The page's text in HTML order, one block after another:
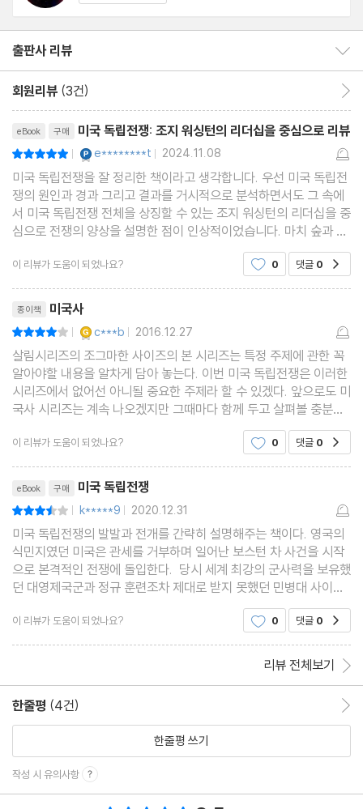
출판사 리뷰
회원리뷰 (3건)
eBook 구매 미국 독립전쟁: 조지 워싱턴의 리더십을 중심으로 리뷰
| e********t | 2024.11.08
미국 독립전쟁을 잘 정리한 책이라고 생각합니다. 우선 미국 독립전
쟁의 원인과 경과 그리고 결과를 거시적으로 분석하면서도 그 속에
서 미국 독립전쟁 전체을 상징할 수 있는 조지 워싱턴의 리더십을 중
심으로 전쟁의 양상을 설명한 점이 인상적이었습니다. 마치 숲과 나
무를 동시에 보는 느낌이 들었습니다. 개인적으로 이 책의 하이라이
트 부분은 두 가지라고 생각합니다. 첫째, 오합
이 리뷰가 도움이 되었나요? 0 댓글 0
종이책 미국사
| c***b | 2016.12.27
살림시리즈의 조그마한 사이즈의 본 시리즈는 특정 주제에 관한 꼭
알아야할 내용을 알차게 담아 놓는다. 이번 미국 독립전쟁은 이러한
시리즈에서 없어선 아니될 중요한 주제라 할 수 있겠다. 앞으로도 미
국사 시리즈는 계속 나오겠지만 그때마다 함께 두고 살펴볼 충분한
이유가 되겠다. 저자의 다른 책들도 이 기회에 한번 살펴보아야 하겠
다. 그럼 어디 한번 살펴보자
이 리뷰가 도움이 되었나요? 0 댓글 0
eBook 구매 미국 독립전쟁
| k*****9 | 2020.12.31
미국 독립전쟁의 발발과 전개를 간략히 설명해주는 책이다. 영국의
식민지였던 미국은 관세를 거부하며 일어난 보스턴 차 사건을 시작
으로 본격적인 전쟁에 돌입한다. 당시 세계 최강의 군사력을 보유했
던 대영제국군과 정규 훈련조차 제대로 받지 못했던 민병대 사이의
점, 그리고 총사령관이자 이후 미국의 초대 대
이 리뷰가 도움이 되었나요? 0 댓글 0
리뷰 전체보기
한줄평 (4건)
한줄평 쓰기
작성 시 유의사항